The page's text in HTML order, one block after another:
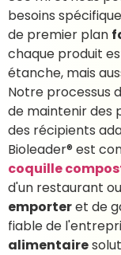
besoins
de premier plan
chaque produit
étanche, mais
Notre processus
de maintenir des
des récipients
Bioleader® est
coquille
d'un restaurant
emporteret de
fiable de
alimentaire